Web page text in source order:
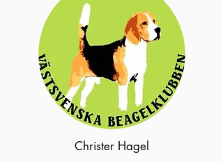
Christer Hagel